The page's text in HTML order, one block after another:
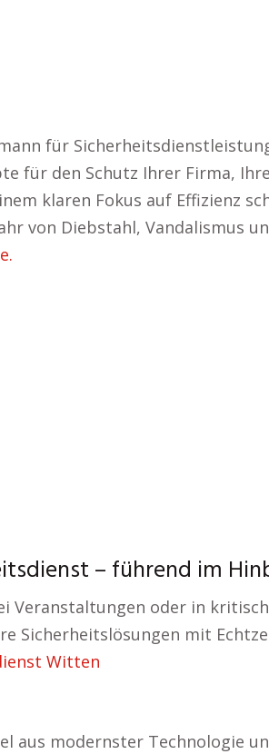
für
für den Schutz Ihrer Firma,
klaren Fokus auf Effizienz
von Diebstahl, Vandalismus
– führend im
Veranstaltungen oder in
Sicherheitslösungen mit
Witten
aus modernster Technologie